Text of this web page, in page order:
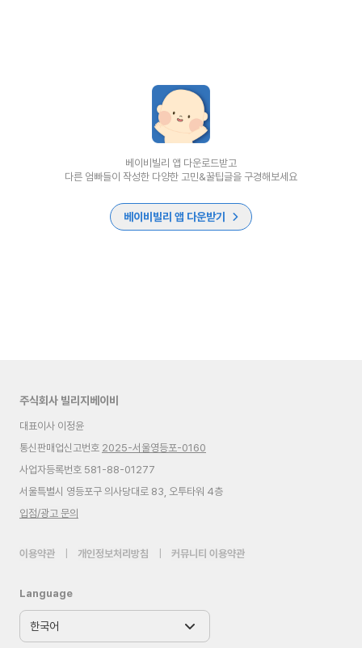
베이비빌리 앱 다운로드받고
다른 엄빠들이 작성한 다양한 고민&꿀팁글을 구경해보세요
베이비빌리 앱 다운받기
주식회사 빌리지베이비
대표이사 이정윤
통신판매업신고번호 2025-서울영등포-0160
사업자등록번호 581-88-01277
서울특별시 영등포구 의사당대로 83, 오투타워 4층
입점/광고 문의
이용약관 개인정보처리방침 커뮤니티 이용약관
Language